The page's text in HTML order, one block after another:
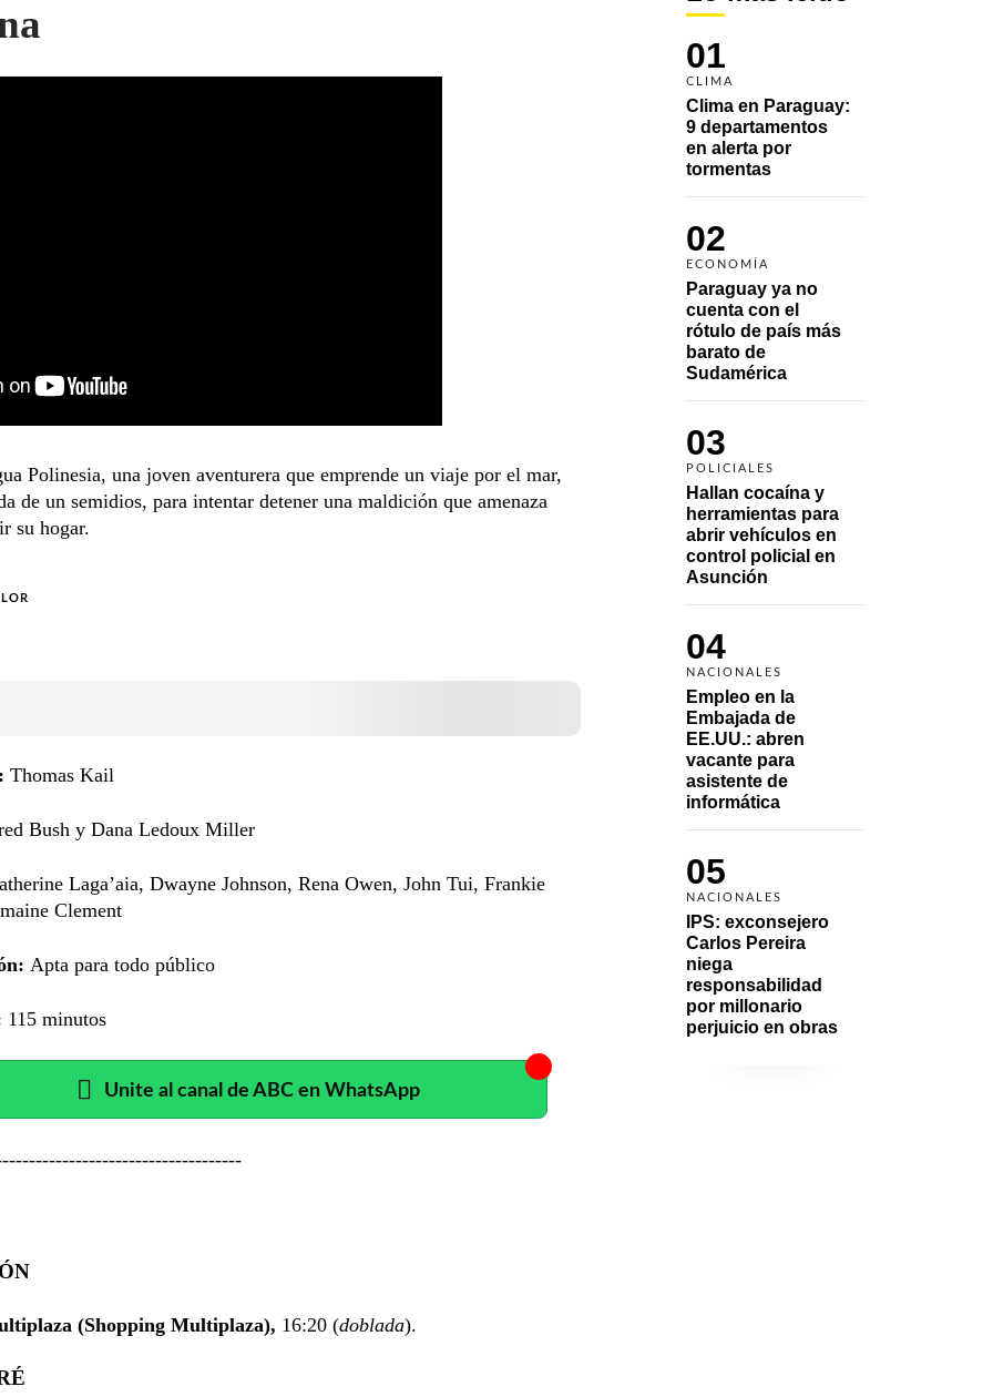
01
CLIMA
Clima en Paraguay:
9 departamentos
en alerta por
tormentas
02
ECONOMÍA
Paraguay ya no
cuenta con el
rótulo de país más
barato de
Sudamérica
03
POLICIALES
Hallan cocaína y
herramientas para
abrir vehículos en
control policial en
Asunción
04
NACIONALES
Empleo en la
Embajada de
EE.UU.: abren
vacante para
asistente de
informática
05
NACIONALES
IPS: exconsejero
Carlos Pereira
niega
responsabilidad
por millonario
perjuicio en obras
Polinesia, una joven aventurera que emprende un viaje por el mar,
de un semidios, para intentar detener una maldición que amenaza
su hogar.
Thomas Kail
Bush y Dana Ledoux Miller
Laga’aia, Dwayne Johnson, Rena Owen, John Tui, Frankie
Clement
Apta para todo público
115 minutos
Unite al canal de ABC en WhatsApp
(Shopping Multiplaza), 16:20 (doblada).